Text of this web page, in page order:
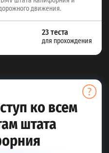
движения.
23 теста
для прохождения
ко всем
штата